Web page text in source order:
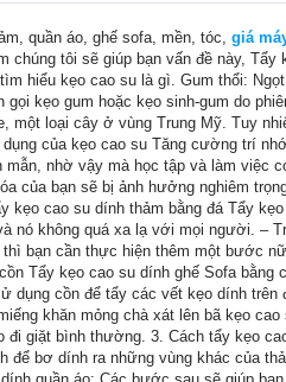
quần áo, ghế sofa, mền, tóc, giá
chúng tôi sẽ giúp bạn vấn đề này, Tẩy
hiểu kẹo cao su là gì. Gum thổi:
kẹo gum hoặc kẹo sinh-gum do
một loại cây ở vùng Trung Mỹ. Tuy
của kẹo cao su Tăng cường trí
nhờ vậy mà học tập và làm việc
của bạn sẽ bị ảnh hưởng nghiêm
cao su dính thảm bằng đá Tẩy
nó không quá xa lạ với mọi người. –
bạn cần thực hiện thêm một bước
Tẩy kẹo cao su dính ghế Sofa bằng
dụng cồn để tẩy các vết kẹo dính trên
khăn mỏng chà xát lên bã kẹo
đi giặt bình thường. 3. Cách tẩy kẹo
bơ dính ra những vùng khác của